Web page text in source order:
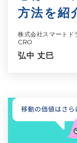
方法を紹
株式会社スマートド
CRO
弘中 丈巳